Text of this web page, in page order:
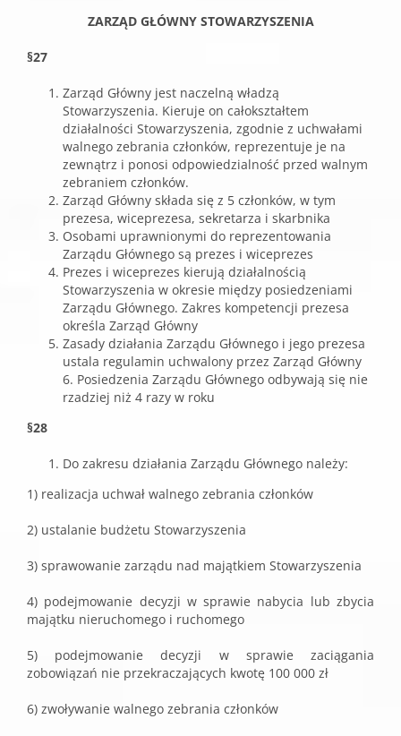
ZARZĄD GŁÓWNY STOWARZYSZENIA
§27
Zarząd Główny jest naczelną władzą
Stowarzyszenia. Kieruje on całokształtem
działalności Stowarzyszenia, zgodnie z uchwałami
walnego zebrania członków, reprezentuje je na
zewnątrz i ponosi odpowiedzialność przed walnym
zebraniem członków.
Zarząd Główny składa się z 5 członków, w tym
prezesa, wiceprezesa, sekretarza i skarbnika
Osobami uprawnionymi do reprezentowania
Zarządu Głównego są prezes i wiceprezes
Prezes i wiceprezes kierują działalnością
Stowarzyszenia w okresie między posiedzeniami
Zarządu Głównego. Zakres kompetencji prezesa
określa Zarząd Główny
Zasady działania Zarządu Głównego i jego prezesa
ustala regulamin uchwalony przez Zarząd Główny
6. Posiedzenia Zarządu Głównego odbywają się nie
rzadziej niż 4 razy w roku
§28
Do zakresu działania Zarządu Głównego należy:
1) realizacja uchwał walnego zebrania członków
2) ustalanie budżetu Stowarzyszenia
3) sprawowanie zarządu nad majątkiem Stowarzyszenia
4) podejmowanie decyzji w sprawie nabycia lub zbycia
majątku nieruchomego i ruchomego
5) podejmowanie decyzji w sprawie zaciągania
zobowiązań nie przekraczających kwotę 100 000 zł
6) zwoływanie walnego zebrania członków